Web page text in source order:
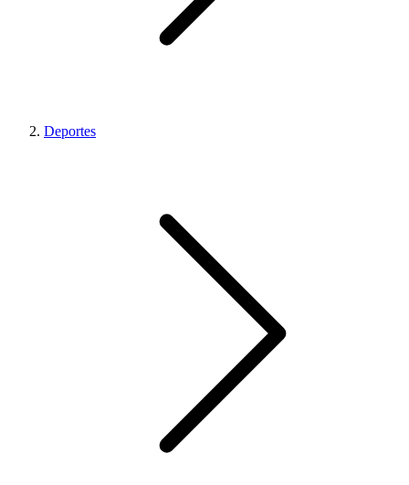
Deportes